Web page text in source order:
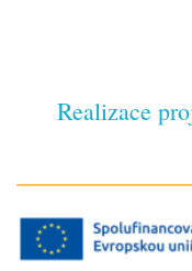
Realizace